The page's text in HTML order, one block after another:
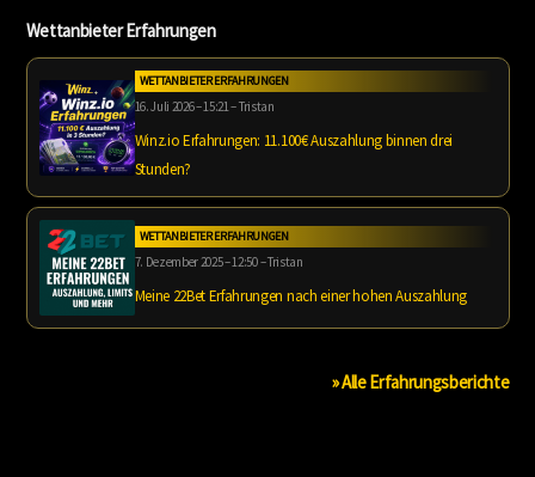
Wettanbieter Erfahrungen
WETTANBIETER ERFAHRUNGEN
16. Juli 2026 – 15:21 – Tristan
Winz.io Erfahrungen: 11.100€ Auszahlung binnen drei
Stunden?
WETTANBIETER ERFAHRUNGEN
7. Dezember 2025 – 12:50 – Tristan
Meine 22Bet Erfahrungen nach einer hohen Auszahlung
» Alle Erfahrungsberichte